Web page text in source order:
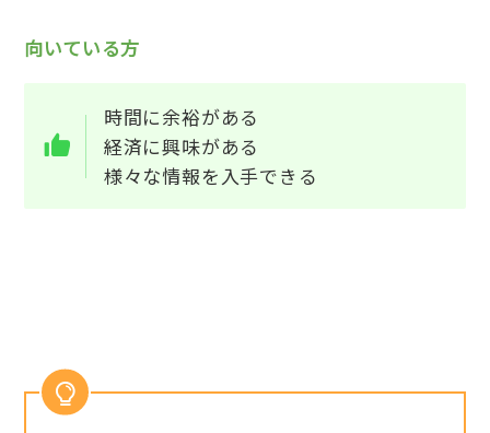
向いている方
時間に余裕がある
経済に興味がある
様々な情報を入手できる